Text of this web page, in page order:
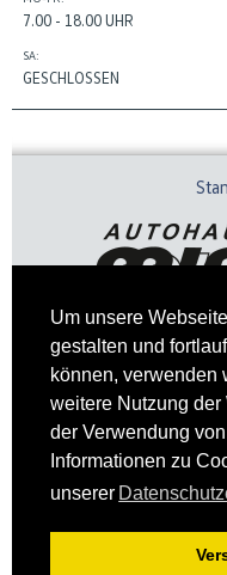
Um unsere
gestalten und
können, verwenden
weitere Nutzung
der Verwendung
Informationen zu
unserer
7.00 - 18.00 UHR
SA:
GESCHLOSSEN